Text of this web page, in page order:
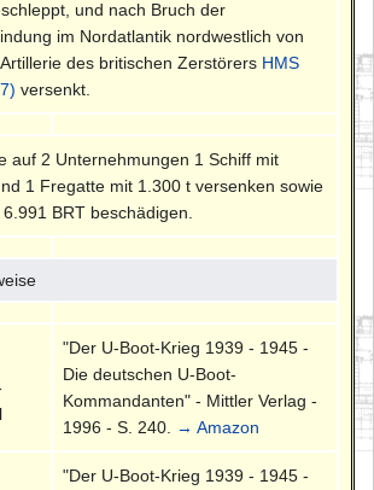
und nach Bruch der
im Nordatlantik nordwestlich von
des britischen Zerstörers HMS
versenkt.
auf 2 Unternehmungen 1 Schiff mit
1 Fregatte mit 1.300 t versenken sowie
BRT beschädigen.
"Der U-Boot-Krieg 1939 - 1945 -
Die deutschen U-Boot-
Kommandanten" - Mittler Verlag -
1996 - S. 240.
→ Amazon
"Der U-Boot-Krieg 1939 - 1945 -